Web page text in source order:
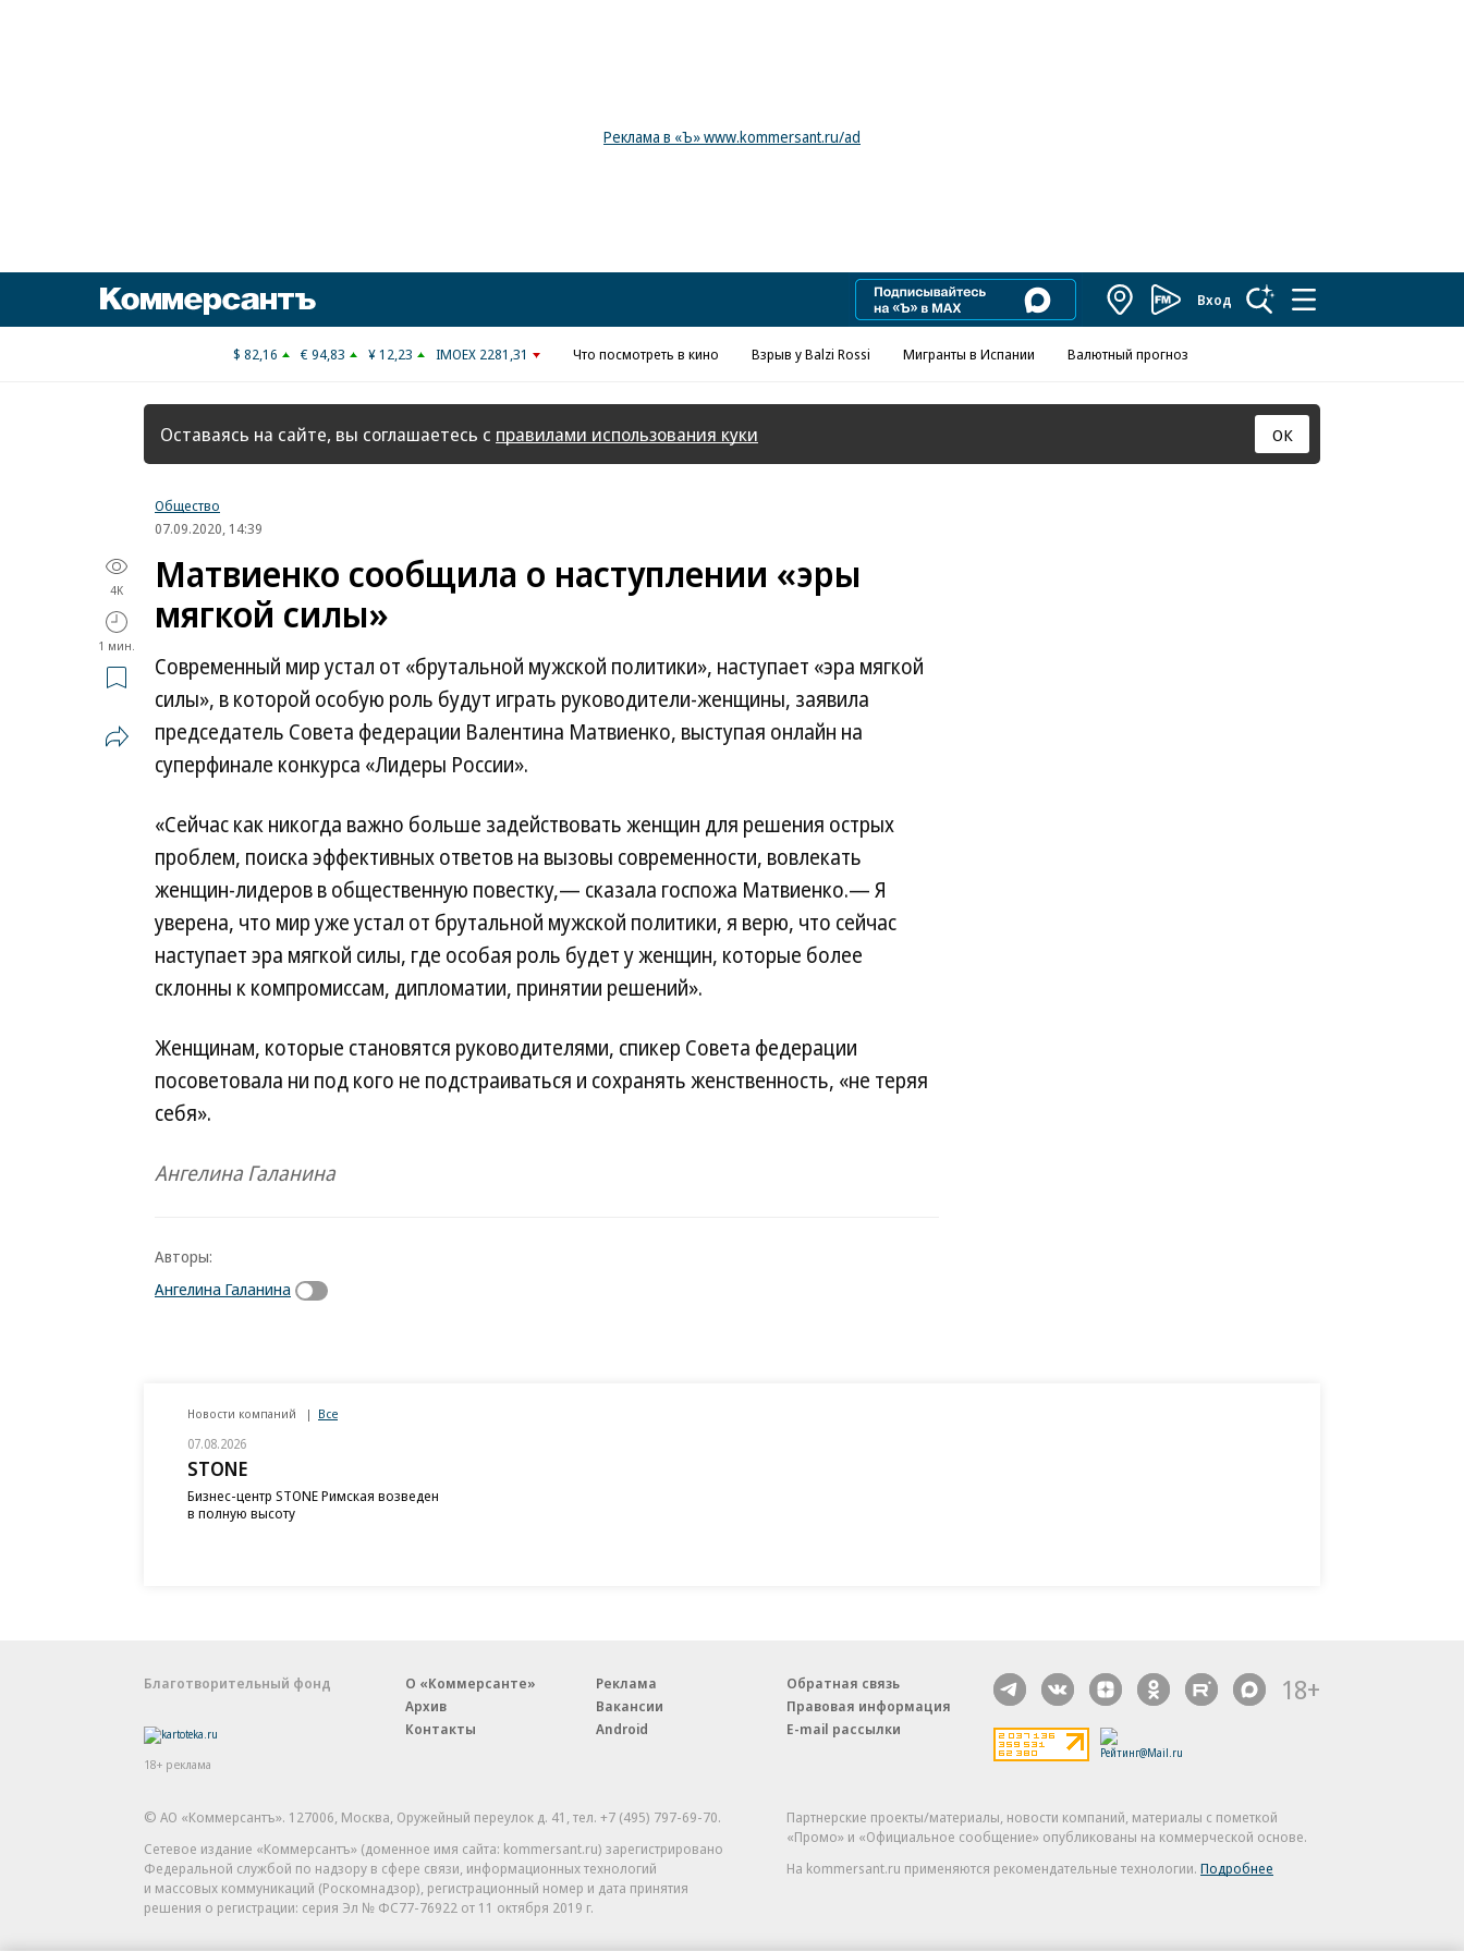
Реклама в «Ъ» www.kommersant.ru/ad
КоммерсантъВход
$ 82,16 € 94,83 ¥ 12,23 IMOEX 2281,31 Что посмотреть в кино Взрыв у Balzi Rossi Мигранты в Испании Валютный прогноз
Оставаясь на сайте, вы соглашаетесь с правилами использования куки ОК
Общество
07.09.2020, 14:39
4K
1 мин.
Матвиенко сообщила о наступлении «эры
мягкой силы»
Современный мир устал от «брутальной мужской политики», наступает «эра мягкой
силы», в которой особую роль будут играть руководители-женщины, заявила
председатель Совета федерации Валентина Матвиенко, выступая онлайн на
суперфинале конкурса «Лидеры России».
«Сейчас как никогда важно больше задействовать женщин для решения острых
проблем, поиска эффективных ответов на вызовы современности, вовлекать
женщин-лидеров в общественную повестку,— сказала госпожа Матвиенко.— Я
уверена, что мир уже устал от брутальной мужской политики, я верю, что сейчас
наступает эра мягкой силы, где особая роль будет у женщин, которые более
склонны к компромиссам, дипломатии, принятии решений».
Женщинам, которые становятся руководителями, спикер Совета федерации
посоветовала ни под кого не подстраиваться и сохранять женственность, «не теряя
себя».
Ангелина Галанина
Авторы:
Ангелина Галанина
Новости компаний Все
07.08.2026
STONE
Бизнес-центр STONE Римская возведен
в полную высоту
Благотворительный фонд
18+ реклама
О «Коммерсанте»
Архив
Контакты
Реклама
Вакансии
Android
Обратная связь
Правовая информация
E-mail рассылки
18+
© АО «Коммерсантъ». 127006, Москва, Оружейный переулок д. 41,тел. +7 (495) 797-69-70.
Сетевое издание «Коммерсантъ» (доменное имя сайта: kommersant.ru) зарегистрировано
Федеральной службой по надзору в сфере связи, информационных технологий
и массовых коммуникаций (Роскомнадзор), регистрационный номер и дата принятия
решения о регистрации: серия Эл № ФС77-76922 от 11 октября 2019 г.
Партнерские проекты/материалы, новости компаний, материалы с пометкой
«Промо» и «Официальное сообщение» опубликованы на коммерческой основе.
На kommersant.ru применяются рекомендательные технологии. Подробнее